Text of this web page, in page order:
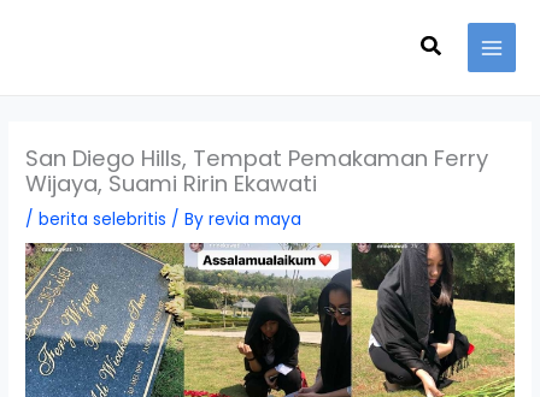
Search
San Diego Hills, Tempat Pemakaman Ferry
Wijaya, Suami Ririn Ekawati
/berita selebritis / Byrevia maya